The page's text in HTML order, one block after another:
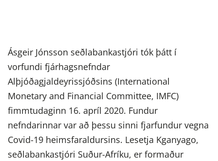
Ásgeir Jónsson seðlabankastjóri tók þátt í
vorfundi fjárhagsnefndar
Alþjóðagjaldeyrissjóðsins (International
Monetary and Financial Committee, IMFC)
fimmtudaginn 16. apríl 2020. Fundur
nefndarinnar var að þessu sinni fjarfundur vegna
Covid-19 heimsfaraldursins. Lesetja Kganyago,
seðlabankastjóri Suður-Afríku, er formaður